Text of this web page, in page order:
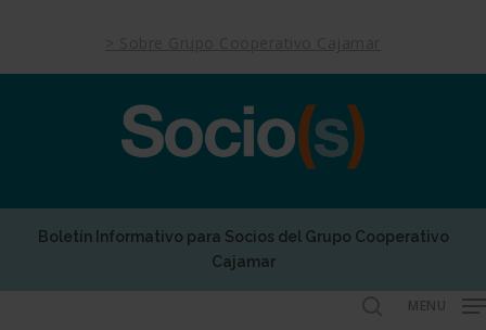
main
Boletín Informativo para Socios del Grupo Cooperativo
Cajamar
MENU